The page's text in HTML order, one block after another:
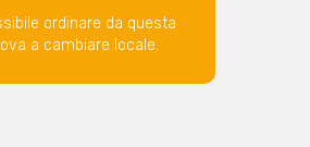
ordinare da questa
a cambiare locale.